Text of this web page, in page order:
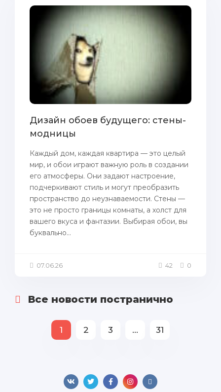
Дизайн обоев будущего: стены-
модницы
Каждый дом, каждая квартира — это целый
мир, и обои играют важную роль в создании
его атмосферы. Они задают настроение,
подчеркивают стиль и могут преобразить
пространство до неузнаваемости. Стены —
это не просто границы комнаты, а холст для
вашего вкуса и фантазии. Выбирая обои, вы
буквально...
07.06.26 42 0
Все новости постранично
1 2 3 ... 31